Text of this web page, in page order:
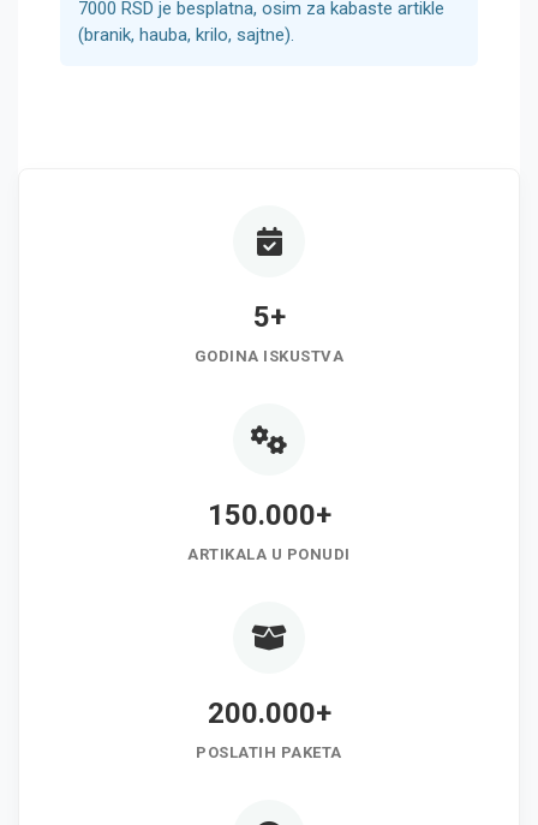
7000 RSD je besplatna, osim za kabaste artikle
(branik, hauba, krilo, sajtne).
5+
GODINA ISKUSTVA
150.000+
ARTIKALA U PONUDI
200.000+
POSLATIH PAKETA